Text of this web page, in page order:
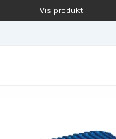
Vis produkt